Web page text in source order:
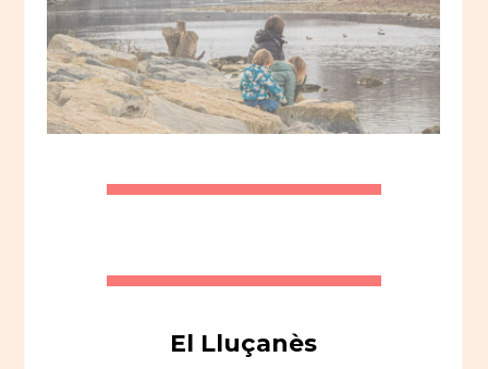
El Lluçanès